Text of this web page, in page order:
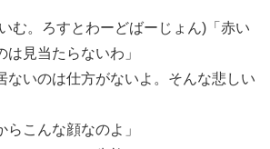
む。ろすとわーどばーじょん)「赤い
見当たらないわ」
ないのは仕方がないよ。そんな悲しい
こんな顔なのよ」